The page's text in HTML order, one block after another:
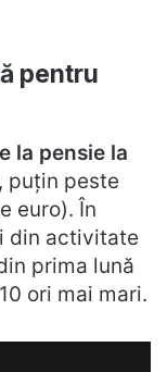
pentru
la pensie la
puțin peste
euro). În
din activitate
prima lună
ori mai mari.